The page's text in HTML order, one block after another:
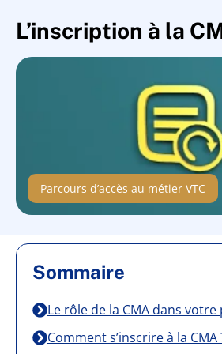
L’inscription à la
Parcours d’accès au métier VTC
Sommaire
Le rôle de la CMA dans votre
Comment s’inscrire à la CMA